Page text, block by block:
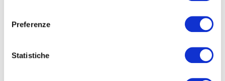
Preferenze
Statistiche